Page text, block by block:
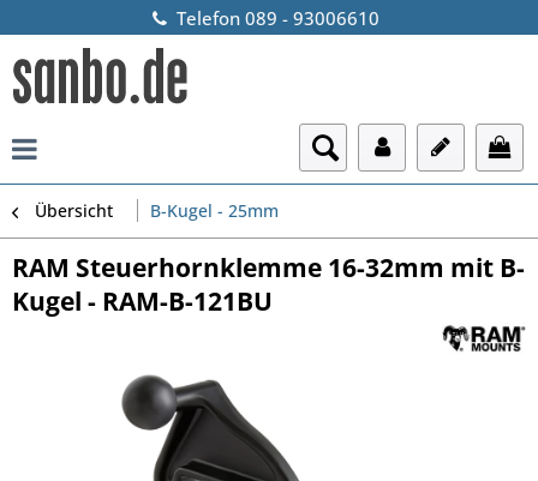
Telefon 089 - 93006610
Übersicht B-Kugel - 25mm
RAM Steuerhornklemme 16-32mm mit B-
Kugel - RAM-B-121BU